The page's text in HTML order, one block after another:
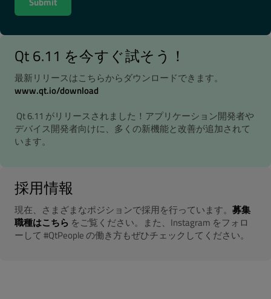
Qt 6.11 を今すぐ試そう！
最新リリースはこちらからダウンロードできます。
www.qt.io/download
Qt 6.11 がリリースされました！アプリケーション開発者や
デバイス開発者向けに、多くの新機能と改善が追加されて
います。
採用情報
現在、さまざまなポジションで採用を行っています。 募集
職種はこちら をご覧ください。また、Instagram をフォロ
ーして #QtPeople の働き方もぜひチェックしてください。